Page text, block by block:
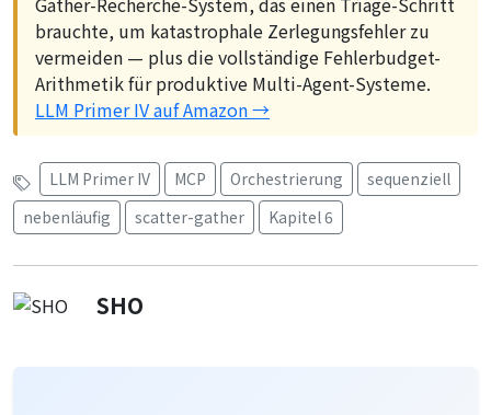
brauchte, um katastrophale Zerlegungsfehler zu
vermeiden — plus die vollständige Fehlerbudget-
Arithmetik für produktive Multi-Agent-Systeme.
LLM Primer IV auf Amazon →
LLM Primer IV MCP Orchestrierung
sequenziell
nebenläufig
scatter-gather Kapitel 6
SHO